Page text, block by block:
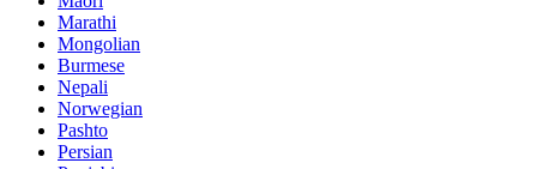
Marathi
Mongolian
Burmese
Nepali
Norwegian
Pashto
Persian